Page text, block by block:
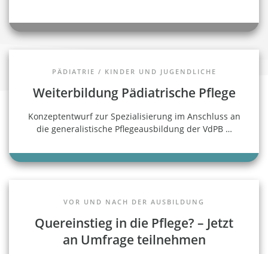
PÄDIATRIE / KINDER UND JUGENDLICHE
Weiterbildung Pädiatrische Pflege
Konzeptentwurf zur Spezialisierung im Anschluss an
die generalistische Pflegeausbildung der VdPB…
VOR UND NACH DER AUSBILDUNG
Quereinstieg in die Pflege? – Jetzt
an Umfrage teilnehmen